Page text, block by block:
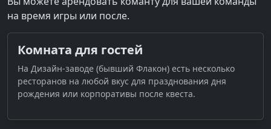
на время игры или после.
Комната для гостей
На Дизайн-заводе (бывший Флакон) есть несколько
ресторанов на любой вкус для празднования дня
рождения или корпоративы после квеста.